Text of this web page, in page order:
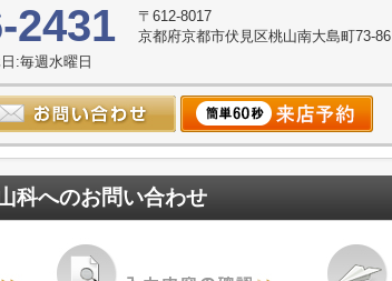
2431
〒612-8017
京都府京都市伏見区桃山南大島町73-86
:毎週水曜日
科へのお問い合わせ